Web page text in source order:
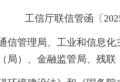
工信厅联信管函〔
信管理局、工业和信息
局）、金融监管局、残